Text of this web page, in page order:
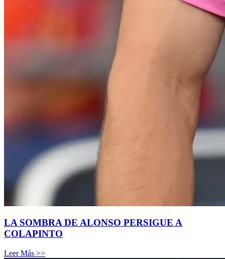
LA SOMBRA DE ALONSO PERSIGUE A
COLAPINTO
Leer Más >>